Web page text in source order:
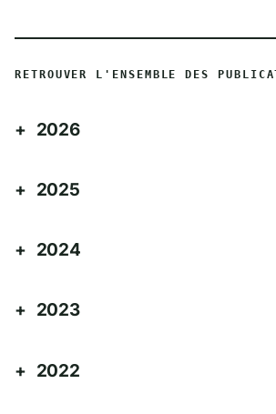
RETROUVER L'ENSEMBLE DES
2026
2025
2024
2023
2022